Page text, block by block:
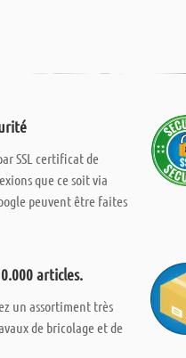
SSL certificat de
que ce soit via
peuvent être faites
articles.
un assortiment très
de bricolage et de